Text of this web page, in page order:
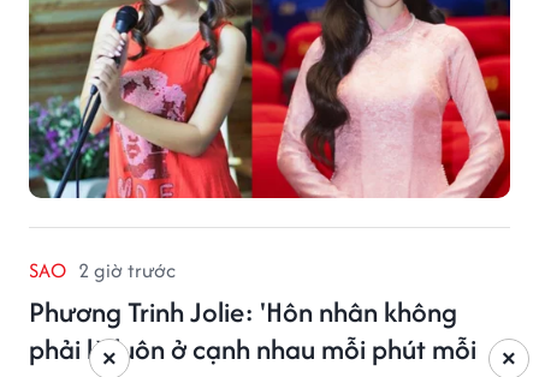
SAO 2 giờ trước
Phương Trinh Jolie: 'Hôn nhân không
phải là luôn ở cạnh nhau mỗi phút mỗi
×
×